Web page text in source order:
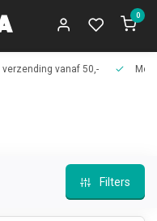
0
verzending vanaf 50,-
Filters